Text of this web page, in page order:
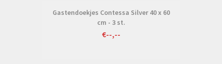
Gastendoekjes Contessa Silver 40 x 60
cm - 3 st.
€--,--